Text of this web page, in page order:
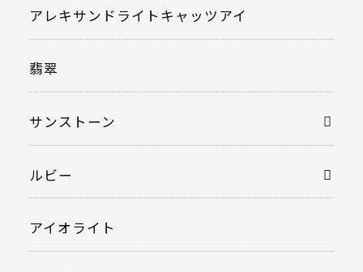
アレキサンドライトキャッツアイ
翡翠
サンストーン
ルビー
アイオライト